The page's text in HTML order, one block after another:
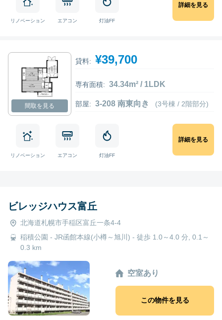
リノベーション エアコン 灯油FF
詳細を見る
間取を見る
貸料: ¥39,700
専有面積: 34.34m² / 1LDK
部屋: 3-208 南東向き (3号棟 / 2階部分)
リノベーション エアコン 灯油FF
詳細を見る
ビレッジハウス富丘
北海道札幌市手稲区富丘一条4-4
稲積公園 - JR函館本線(小樽～旭川) - 徒歩 1.0～4.0 分, 0.1～
0.3 km
空室あり
この物件を見る